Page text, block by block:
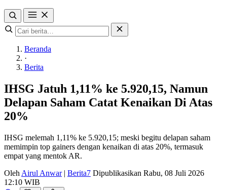
Beranda
·
Berita
IHSG Jatuh 1,11% ke 5.920,15, Namun
Delapan Saham Catat Kenaikan Di Atas
20%
IHSG melemah 1,11% ke 5.920,15; meski begitu delapan saham
memimpin top gainers dengan kenaikan di atas 20%, termasuk
empat yang mentok AR.
Oleh Airul Anwar | Berita7 Dipublikasikan Rabu, 08 Juli 2026
12:10 WIB